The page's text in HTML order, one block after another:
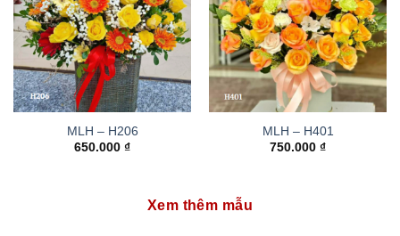
MLH – H206
650.000 ₫
MLH – H401
750.000 ₫
Xem thêm mẫu